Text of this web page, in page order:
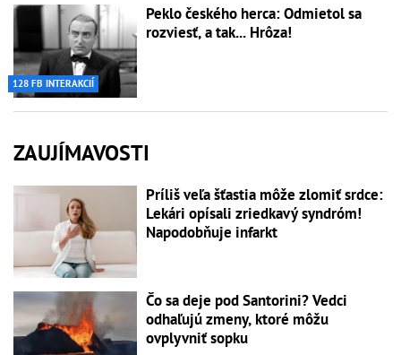
128 FB INTERAKCIÍ
Peklo českého herca: Odmietol sa
rozviesť, a tak... Hrôza!
ZAUJÍMAVOSTI
Príliš veľa šťastia môže zlomiť srdce:
Lekári opísali zriedkavý syndróm!
Napodobňuje infarkt
Čo sa deje pod Santorini? Vedci
odhaľujú zmeny, ktoré môžu
ovplyvniť sopku